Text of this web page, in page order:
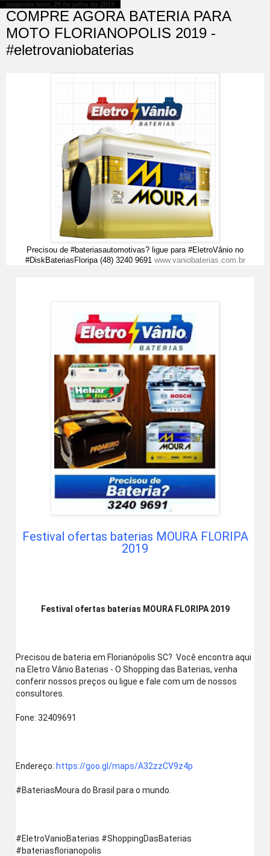
segunda-feira, 29 de julho de 2019
COMPRE AGORA BATERIA PARA
MOTO FLORIANOPOLIS 2019 -
#eletrovaniobaterias
Precisou de #bateriasautomotivas? ligue para #EletroVânio no
#DiskBateriasFloripa (48) 3240 9691 www.vaniobaterias.com.br
Festival ofertas baterias MOURA FLORIPA
2019
Festival ofertas baterias MOURA FLORIPA 2019
Precisou de bateria em Florianópolis SC?  Você encontra aqui
na Eletro Vânio Baterias - O Shopping das Baterias, venha
conferir nossos preços ou ligue e fale com um de nossos
consultores.
Fone: 32409691
Endereço: https://goo.gl/maps/A32zzCV9z4p
‪#‎BateriasMoura‬ do Brasil para o mundo.
‪#‎EletroVanioBaterias‬ ‪#‎ShoppingDasBaterias‬
‪#‎bateriasflorianopolis‬